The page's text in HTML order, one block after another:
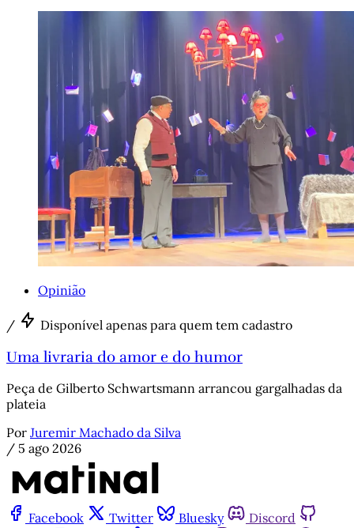
Opinião
/ Disponível apenas para quem tem cadastro
Uma livraria do amor e do humor
Peça de Gilberto Schwartsmann arrancou gargalhadas da
plateia
Por Juremir Machado da Silva
/ 5 ago 2026
Facebook Twitter Bluesky
Discord